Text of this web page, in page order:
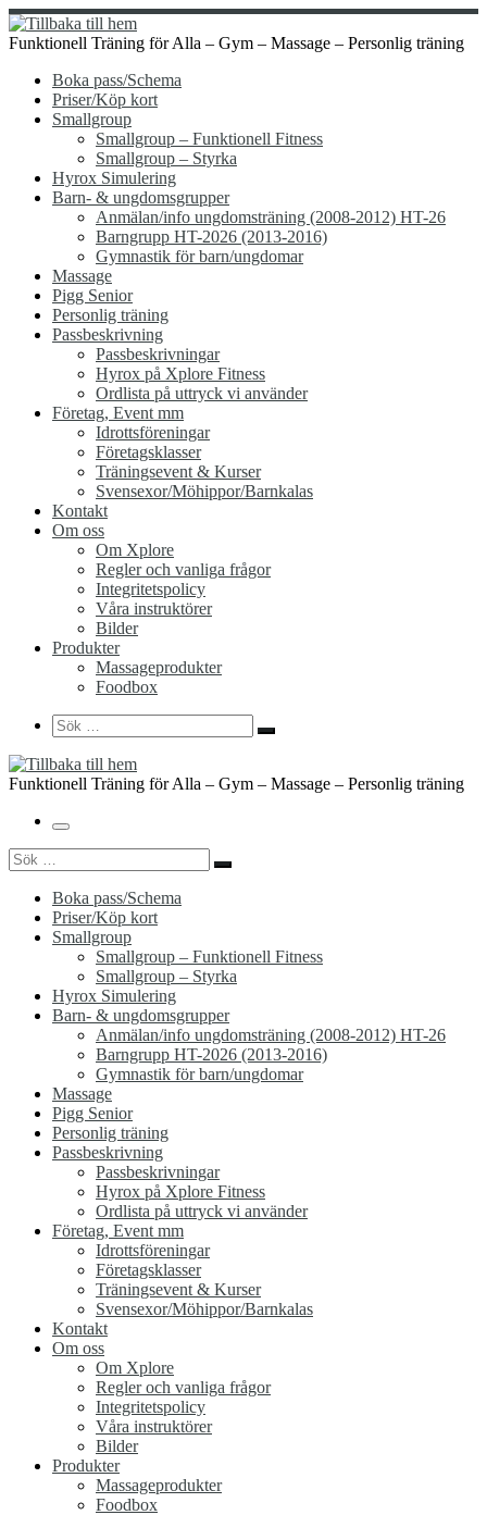
Hoppa
till
Funktionell Träning för Alla – Gym – Massage – Personlig träning
Boka pass/Schema
Priser/Köp kort
Smallgroup
Smallgroup – Funktionell Fitness
Smallgroup – Styrka
Hyrox Simulering
Barn- & ungdomsgrupper
Anmälan/info ungdomsträning (2008-2012) HT-26
Barngrupp HT-2026 (2013-2016)
Gymnastik för barn/ungdomar
Massage
Pigg Senior
Personlig träning
Passbeskrivning
Passbeskrivningar
Hyrox på Xplore Fitness
Ordlista på uttryck vi använder
Företag, Event mm
Idrottsföreningar
Företagsklasser
Träningsevent & Kurser
Svensexor/Möhippor/Barnkalas
Kontakt
Om oss
Om Xplore
Regler och vanliga frågor
Integritetspolicy
Våra instruktörer
Bilder
Produkter
Massageprodukter
Foodbox
Search
Sök
Sök
Funktionell Träning för Alla – Gym – Massage – Personlig träning
Meny
Sök
Sök
Boka pass/Schema
Priser/Köp kort
Smallgroup
Smallgroup – Funktionell Fitness
Smallgroup – Styrka
Hyrox Simulering
Barn- & ungdomsgrupper
Anmälan/info ungdomsträning (2008-2012) HT-26
Barngrupp HT-2026 (2013-2016)
Gymnastik för barn/ungdomar
Massage
Pigg Senior
Personlig träning
Passbeskrivning
Passbeskrivningar
Hyrox på Xplore Fitness
Ordlista på uttryck vi använder
Företag, Event mm
Idrottsföreningar
Företagsklasser
Träningsevent & Kurser
Svensexor/Möhippor/Barnkalas
Kontakt
Om oss
Om Xplore
Regler och vanliga frågor
Integritetspolicy
Våra instruktörer
Bilder
Produkter
Massageprodukter
Foodbox